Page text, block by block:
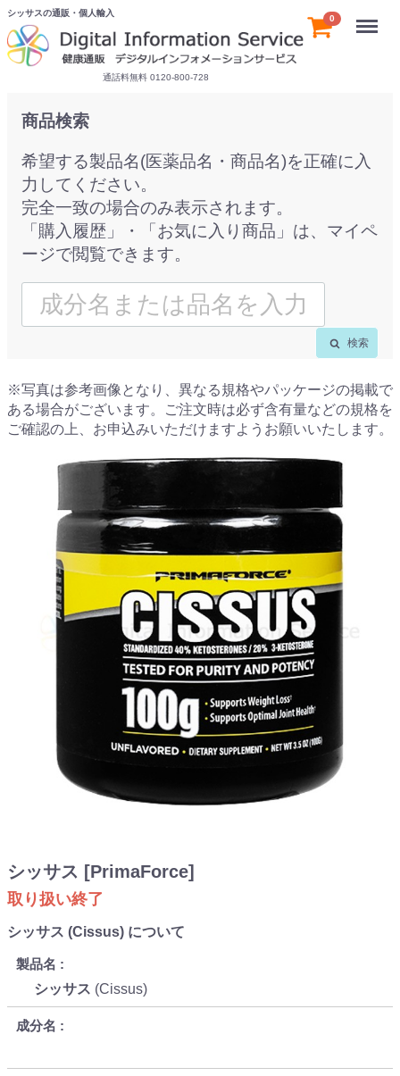
シッサスの通販・個人輸入
通話料無料 0120-800-728
0 Menu
商品検索
希望する製品名(医薬品名・商品名)を正確に入
力してください。
完全一致の場合のみ表示されます。
「購入履歴」・「お気に入り商品」は、マイペ
ージで閲覧できます。
検索
※写真は参考画像となり、異なる規格やパッケージの掲載で
ある場合がございます。ご注文時は必ず含有量などの規格を
ご確認の上、お申込みいただけますようお願いいたします。
シッサス [PrimaForce]
取り扱い終了
シッサス (Cissus) について
製品名
シッサス (Cissus)
成分名